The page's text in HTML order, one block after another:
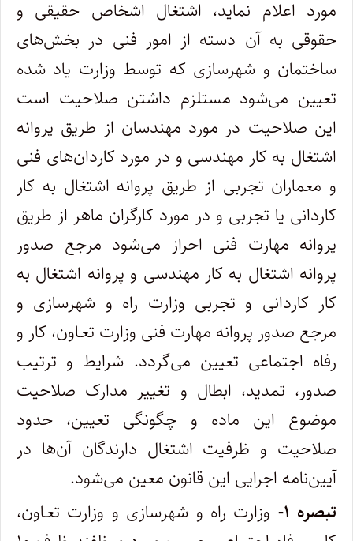
مورد اعلام نماید، اشتغال اشخاص حقیقی و
‌حقوقی به آن دسته از امور فنی در بخش‌های
ساختمان و شهرسازی که توسط وزارت یاد شده
تعیین می‌شود مستلزم داشتن صلاحیت است
‌این صلاحیت در مورد مهندسان از طریق پروانه
اشتغال به کار مهندسی و در مورد کاردان‌های فنی
و معماران تجربی از طریق پروانه اشتغال به کار
کاردانی‌ یا تجربی و در مورد کارگران ماهر از طریق
پروانه مهارت فنی احراز می‌شود مرجع صدور
پروانه اشتغال به کار مهندسی و پروانه اشتغال به
کار کاردانی و ‌تجربی وزارت راه و شهرسازی و
مرجع صدور پروانه مهارت فنی وزارت تعـاون، کار و
رفاه اجتماعی تعیین می‌گردد. شرایط و ترتیب
صدور، تمدید، ابطال ‌و تغییر مدارک صلاحیت
موضوع این ماده و چگونگی تعیین، حدود
صلاحیت و ظرفیت اشتغال دارندگان آن‌ها در
آیین‌نامه اجرایی این قانون‌ معین می‌شود.
تبصره ۱-
وزارت راه و شهرسازی و وزارت تعـاون،